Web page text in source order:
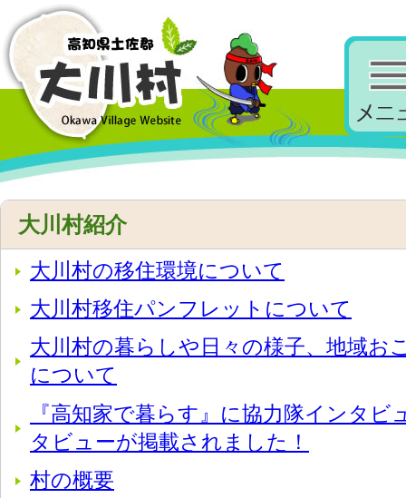
大川村紹介
大川村の移住環境について
大川村移住パンフレットについて
大川村の暮らしや日々の様子、地域お
について
『高知家で暮らす』に協力隊インタビ
タビューが掲載されました！
村の概要